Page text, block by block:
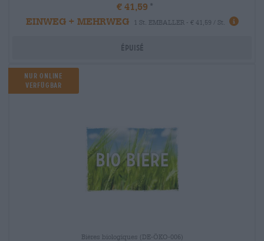
€ 41,59
EINWEG + MEHRWEG
1 St. EMBALLER - € 41,59 / St.
Épuisé
Nur Online
verfügbar
Bières biologiques (DE-ÖKO-006)